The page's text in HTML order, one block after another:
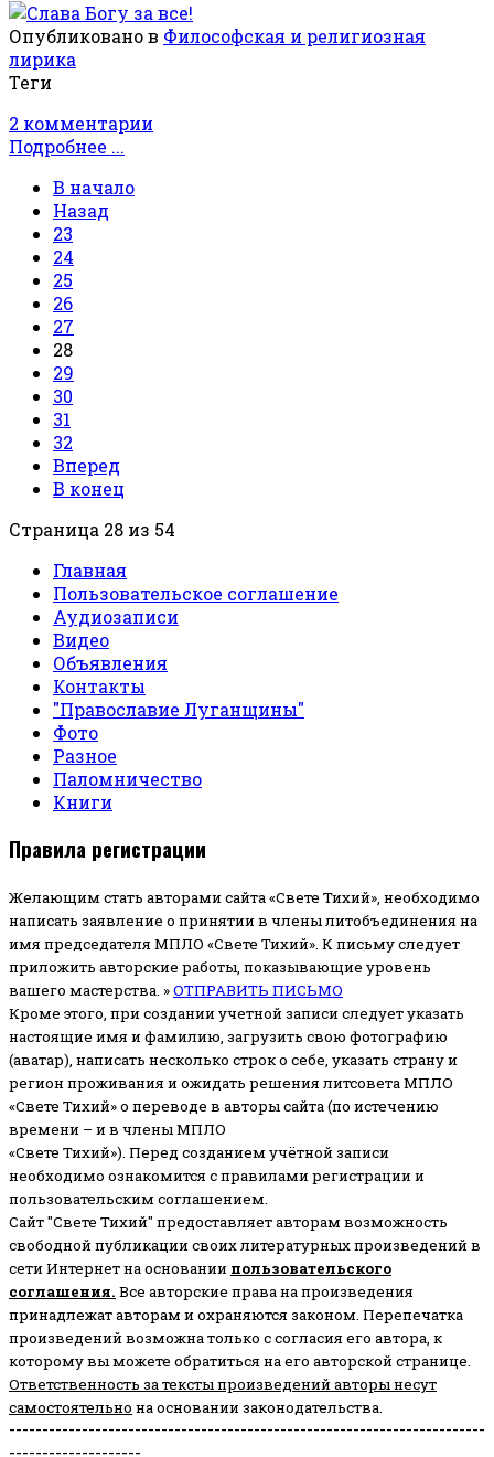
Опубликовано в Философская и религиозная
лирика
Теги
2 комментарии
Подробнее ...
В начало
Назад
23
24
25
26
27
28
29
30
31
32
Вперед
В конец
Страница 28 из 54
Главная
Пользовательское соглашение
Аудиозаписи
Видео
Объявления
Контакты
"Православие Луганщины"
Фото
Разное
Паломничество
Книги
Правила регистрации
Желающим стать авторами сайта «Свете Тихий», необходимо
написать заявление о принятии в члены литобъединения на
имя председателя МПЛО «Свете Тихий». К письму следует
приложить авторские работы, показывающие уровень
вашего мастерства. »ОТПРАВИТЬ ПИСЬМО
Кроме этого, при создании учетной записи следует указать
настоящие имя и фамилию, загрузить свою фотографию
(аватар), написать несколько строк о себе, указать страну и
регион проживания и ожидать решения литсовета МПЛО
«Свете Тихий» о переводе в авторы сайта (по истечению
времени – и в члены МПЛО
«Свете Тихий»). Перед созданием учётной записи
необходимо ознакомится с правилами регистрации и
пользовательским соглашением.
Сайт "Свете Тихий" предоставляет авторам возможность
свободной публикации своих литературных произведений в
сети Интернет на основании пользовательского
соглашения. Все авторские права на произведения
принадлежат авторам и охраняются законом. Перепечатка
произведений возможна только с согласия его автора, к
которому вы можете обратиться на его авторской странице.
Ответственность за тексты произведений авторы несут
самостоятельно на основании законодательства.
------------------------------------------------------------------------
--------------------